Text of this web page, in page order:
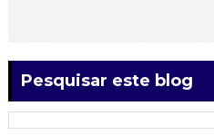
Pesquisar este blog